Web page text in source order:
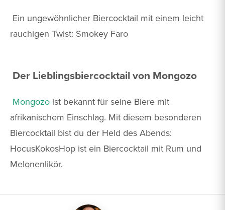
Ein ungewöhnlicher Biercocktail mit einem leicht
rauchigen Twist: Smokey Faro
Der Lieblingsbiercocktail von Mongozo
Mongozo ist bekannt für seine Biere mit
afrikanischem Einschlag. Mit diesem besonderen
Biercocktail bist du der Held des Abends:
HocusKokosHop ist ein Biercocktail mit Rum und
Melonenlikör.